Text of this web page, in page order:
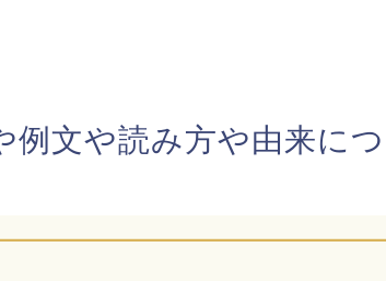
例文や読み方や由来に